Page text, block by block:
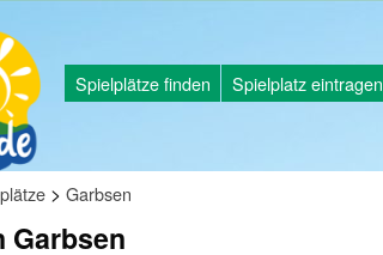
Spielplätze finden Spielplatz eintragen
> Garbsen
Garbsen